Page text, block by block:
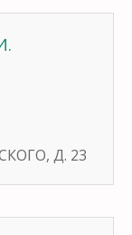
Д. 23